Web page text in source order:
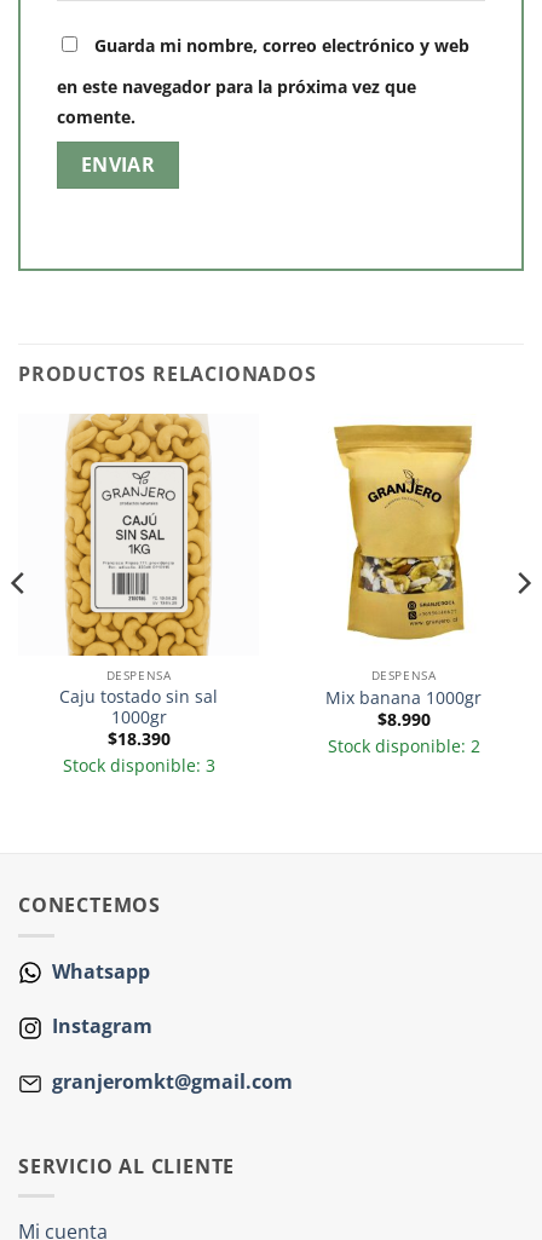
Guarda mi nombre, correo electrónico y web
en este navegador para la próxima vez que
comente.
PRODUCTOS RELACIONADOS
DESPENSA
Caju tostado sin sal
1000gr
$18.390
Stock disponible: 3
DESPENSA
Mix banana 1000gr
$8.990
Stock disponible: 2
CONECTEMOS
Whatsapp
Instagram
granjeromkt@gmail.com
SERVICIO AL CLIENTE
Mi cuenta